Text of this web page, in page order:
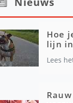
Hoe
lijn
Lees